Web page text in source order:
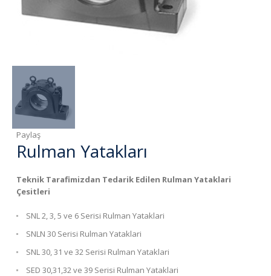
Paylaş
Rulman Yatakları
Teknik Tarafimizdan Tedarik Edilen Rulman Yataklari
Çesitleri
SNL 2, 3, 5 ve 6 Serisi Rulman Yataklari
SNLN 30 Serisi Rulman Yataklari
SNL 30, 31 ve 32 Serisi Rulman Yataklari
SED 30,31,32 ve 39 Serisi Rulman Yataklari